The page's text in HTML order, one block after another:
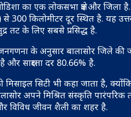
का एक लोकसभा क्षेत्र और
300 किलोमीटर दूर स्थित है. यह
तट के लिए सबसे प्रसिद्ध है.
के अनुसार बालासोर जिले की
और साक्षरता दर 80.66% है.
सिटी भी कहा जाता है, क्योंकि
अपने मिश्रित संस्कृति
विविध जीवन शैली का शहर है.